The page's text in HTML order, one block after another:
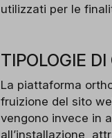
utilizzati per le
TIPOLOGIE
La piattaforma
fruizione del sito
vengono invece in
all’installazione,